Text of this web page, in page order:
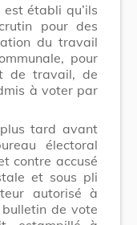
établi qu’ils
pour des
du travail
pour
de travail, de
à voter par
tard avant
électoral
contre accusé
et sous pli
autorisé à
de vote